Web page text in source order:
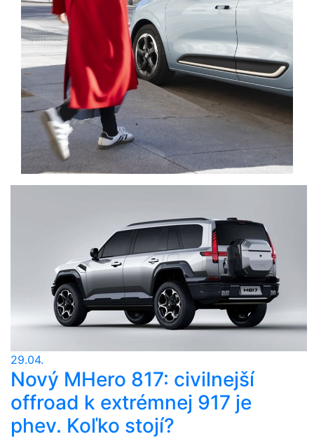
29.04.
Nový MHero 817: civilnejší
offroad k extrémnej 917 je
phev. Koľko stojí?